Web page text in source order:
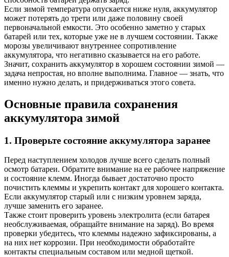
Если зимой температура опускается ниже нуля, аккумулятор
может потерять до трети или даже половину своей
первоначальной емкости. Это особенно заметно у старых
батарей или тех, которые уже не в лучшем состоянии. Также
морозы увеличивают внутреннее сопротивление
аккумулятора, что негативно сказывается на его работе.
Значит, сохранить аккумулятор в хорошем состоянии зимой —
задача непростая, но вполне выполнима. Главное — знать, что
именно нужно делать, и придерживаться этого совета.
Основные правила сохранения
аккумулятора зимой
1. Проверьте состояние аккумулятора заранее
Перед наступлением холодов лучше всего сделать полный
осмотр батареи. Обратите внимание на ее рабочее напряжение
и состояние клемм. Иногда бывает достаточно просто
почистить клеммы и укрепить контакт для хорошего контакта.
Если аккумулятор старый или с низким уровнем заряда,
лучше заменить его заранее.
Также стоит проверить уровень электролита (если батарея
необслуживаемая, обращайте внимание на заряд). Во время
проверки убедитесь, что клеммы надежно зафиксированы, а
на них нет коррозии. При необходимости обработайте
контакты специальным составом или медной щеткой.